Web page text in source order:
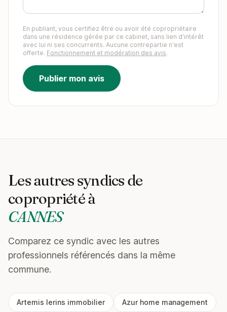
En publiant, vous certifiez être ou avoir été copropriétaire
dans une résidence gérée par ce cabinet, sans lien d'intérêt
avec lui ni ses concurrents. Aucune contrepartie n'est
offerte. Fonctionnement et modération des avis.
Publier mon avis
Les autres syndics de
copropriété à
CANNES
Comparez ce syndic avec les autres
professionnels référencés dans la même
commune.
Artemis lerins immobilier Azur home management